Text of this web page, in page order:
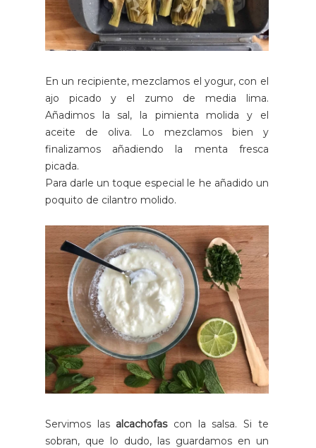
En un recipiente, mezclamos el yogur, con el
ajo picado y el zumo de media lima.
Añadimos la sal, la pimienta molida y el
aceite de oliva. Lo mezclamos bien y
finalizamos añadiendo la menta fresca
picada.
Para darle un toque especial le he añadido un
poquito de cilantro molido.
Servimos lasalcachofascon la salsa. Si te
sobran, que lo dudo, las guardamos en un